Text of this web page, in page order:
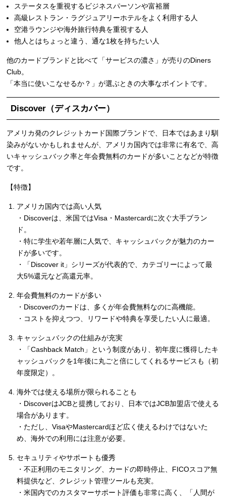
ステータスを重視するビジネスパーソンや富裕層
高級レストラン・ラグジュアリーホテルをよく利用する人
空港ラウンジや海外旅行特典を重視する人
他人とはちょっと違う、通な1枚を持ちたい人
他のカードブランドと比べて「サービスの濃さ」が売りのDiners
Club。
「本当に使いこなせるか？」が選ぶときの大事なポイントです。
Discover（ディスカバー）
アメリカ発のクレジットカード国際ブランドで、日本ではあまり馴
染みがないかもしれませんが、アメリカ国内では非常に有名で、高
いキャッシュバック率と年会費無料のカードが多いことなどが特徴
です。
【特徴】
アメリカ国内では高い人気
・Discoverは、米国ではVisa・Mastercardに次ぐ大手ブラン
ド。
・特に学生や若年層に人気で、キャッシュバックが魅力のカー
ドが多いです。
・「Discover it」シリーズが代表的で、カテゴリーによって最
大5%還元など高還元率。
年会費無料のカードが多い
・Discoverのカードは、多くが年会費無料なのに高機能。
・コストを抑えつつ、リワードや特典を享受したい人に最適。
キャッシュバックの仕組みが充実
・「Cashback Match」という制度があり、初年度に獲得したキ
ャッシュバックを1年後に丸ごと倍にしてくれるサービスも（初
年度限定）。
海外では使える場所が限られることも
・DiscoverはJCBと提携しており、日本ではJCB加盟店で使える
場合があります。
・ただし、VisaやMastercardほど広く使えるわけではないた
め、海外での利用には注意が必要。
セキュリティやサポートも優秀
・不正利用のモニタリング、カードの即時停止、FICOスコア無
料提供など、クレジット管理ツールも充実。
・米国内でのカスタマーサポート評価も非常に高く、「人間が